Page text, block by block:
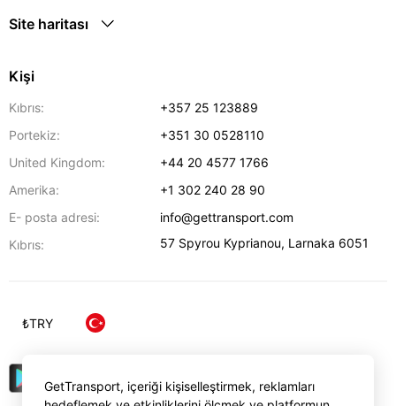
Site haritası
Kişi
Kıbrıs:
+357 25 123889
Portekiz:
+351 30 0528110
United Kingdom:
+44 20 4577 1766
Amerika:
+1 302 240 28 90
E- posta adresi:
info@gettransport.com
Kıbrıs:
57 Spyrou Kyprianou, Larnaka 6051
₺TRY
GetTransport, içeriği kişiselleştirmek, reklamları